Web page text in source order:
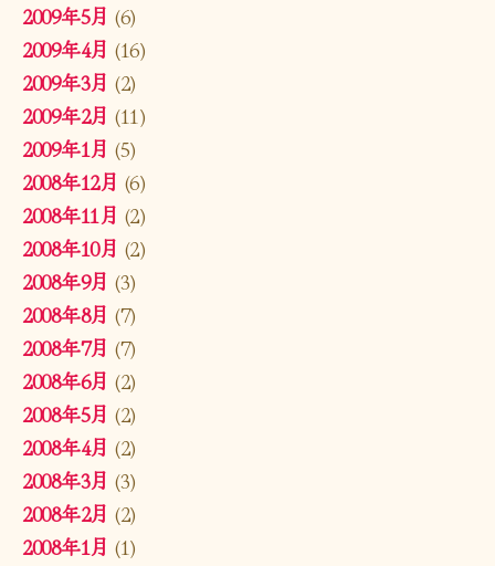
2009年5月 (6)
2009年4月 (16)
2009年3月 (2)
2009年2月 (11)
2009年1月 (5)
2008年12月 (6)
2008年11月 (2)
2008年10月 (2)
2008年9月 (3)
2008年8月 (7)
2008年7月 (7)
2008年6月 (2)
2008年5月 (2)
2008年4月 (2)
2008年3月 (3)
2008年2月 (2)
2008年1月 (1)